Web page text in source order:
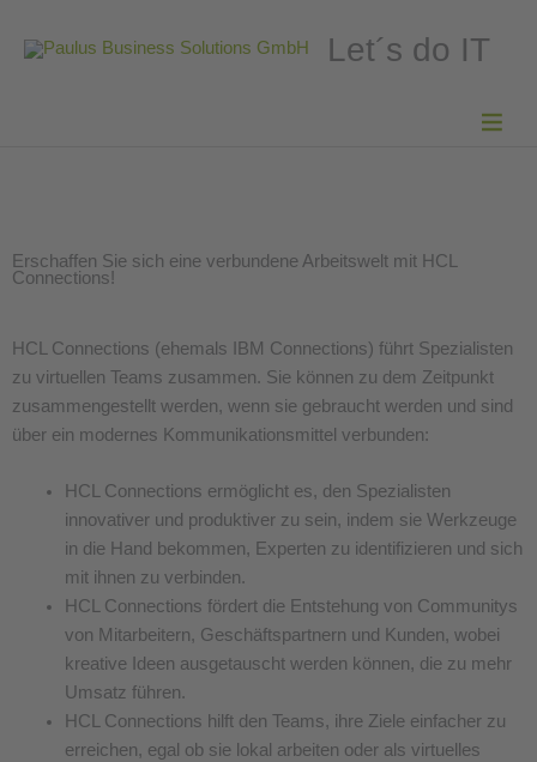
Let´s do IT
Erschaffen Sie sich eine verbundene Arbeitswelt mit HCL
Connections!
HCL Connections (ehemals IBM Connections) führt Spezialisten
zu virtuellen Teams zusammen. Sie können zu dem Zeitpunkt
zusammengestellt werden, wenn sie gebraucht werden und sind
über ein modernes Kommunikationsmittel verbunden:
HCL Connections ermöglicht es, den Spezialisten
innovativer und produktiver zu sein, indem sie Werkzeuge
in die Hand bekommen, Experten zu identifizieren und sich
mit ihnen zu verbinden.
HCL Connections fördert die Entstehung von Communitys
von Mitarbeitern, Geschäftspartnern und Kunden, wobei
kreative Ideen ausgetauscht werden können, die zu mehr
Umsatz führen.
HCL Connections hilft den Teams, ihre Ziele einfacher zu
erreichen, egal ob sie lokal arbeiten oder als virtuelles